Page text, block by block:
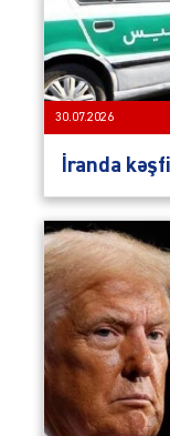
30.07.2026
İranda